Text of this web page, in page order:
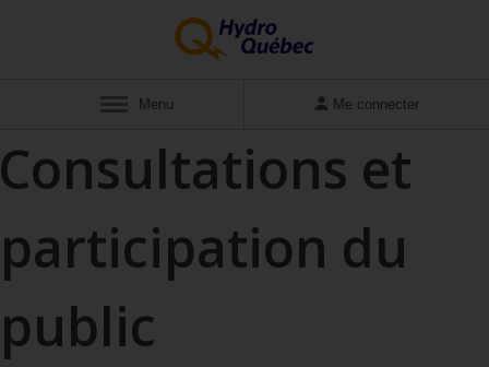
Menu Me connecter
et
participation du
public